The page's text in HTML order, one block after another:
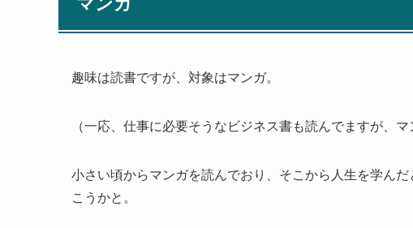
趣味は読書ですが、対象はマンガ。
（一応、仕事に必要そうなビジネス書も読んでますが、マ
小さい頃からマンガを読んでおり、そこから人生を学ん
こうかと。